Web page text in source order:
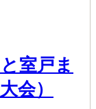
室戸ま
会）